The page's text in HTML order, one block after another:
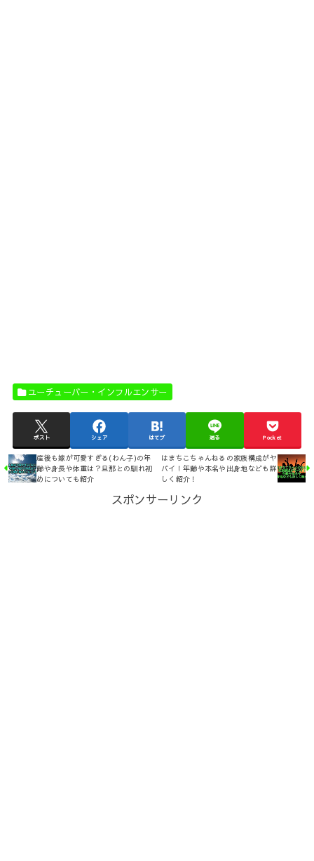
ユーチューバー・インフルエンサー
ポスト シェア はてブ 送る Pocket
産後も嫁が可愛すぎる(わん子)の年
齢や身長や体重は？旦那との馴れ初
めについても紹介
はまちこちゃんねるの家族構成がヤ
バイ！年齢や本名や出身地なども詳
しく紹介！
スポンサーリンク